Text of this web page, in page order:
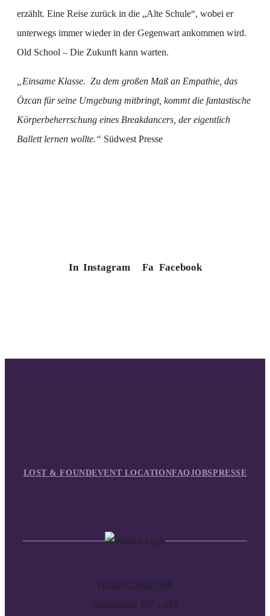
erzählt. Eine Reise zurück in die „Alte Schule“, wobei er
unterwegs immer wieder in der Gegenwart ankommen wird.
Old School – Die Zukunft kann warten.
„Einsame Klasse. Zu dem großen Maß an Empathie, das
Özcan für seine Umgebung mitbringt, kommt die fantastische
Körperbeherrschung eines Breakdancers, der eigentlich
Ballett lernen wollte.“ Südwest Presse
In Instagram Fa Facebook
LOST & FOUNDEVENT LOCATIONFAQJOBSPRESSE
Huxleys Neue Welt
Hasenheide 107 – 113